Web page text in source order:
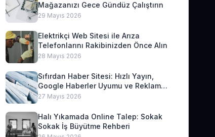
Mağazanızı Gece Gündüz Çalıştırın
29 Mayıs 2026
Elektrikçi Web Sitesi ile Arıza
Telefonlarını Rakibinizden Önce Alın
28 Mayıs 2026
Sıfırdan Haber Sitesi: Hızlı Yayın,
Google Haberler Uyumu ve Reklam
Geliri
27 Mayıs 2026
Halı Yıkamada Online Talep: Sokak
Sokak İş Büyütme Rehberi